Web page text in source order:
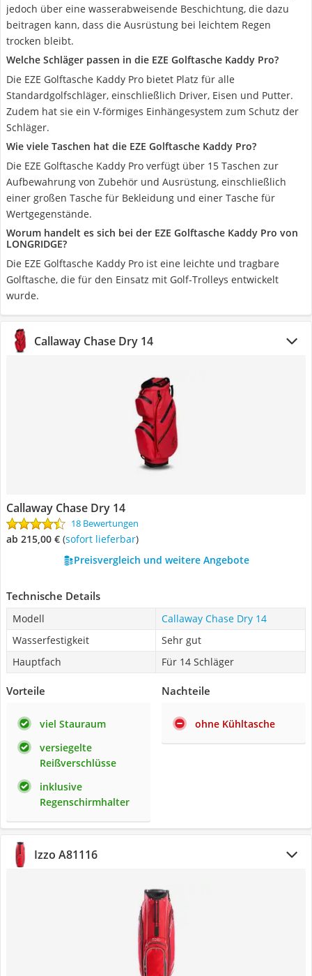
jedoch über eine wasserabweisende Beschichtung, die dazu
beitragen kann, dass die Ausrüstung bei leichtem Regen
trocken bleibt.
Welche Schläger passen in die EZE Golftasche Kaddy Pro?
Die EZE Golftasche Kaddy Pro bietet Platz für alle
Standardgolfschläger, einschließlich Driver, Eisen und Putter.
Zudem hat sie ein V-förmiges Einhängesystem zum Schutz der
Schläger.
Wie viele Taschen hat die EZE Golftasche Kaddy Pro?
Die EZE Golftasche Kaddy Pro verfügt über 15 Taschen zur
Aufbewahrung von Zubehör und Ausrüstung, einschließlich
einer großen Tasche für Bekleidung und einer Tasche für
Wertgegenstände.
Worum handelt es sich bei der EZE Golftasche Kaddy Pro von
LONGRIDGE?
Die EZE Golftasche Kaddy Pro ist eine leichte und tragbare
Golftasche, die für den Einsatz mit Golf-Trolleys entwickelt
wurde.
Callaway Chase Dry 14
Callaway Chase Dry 14
18 Bewertungen
ab 215,00 € ( Sofort lieferbar)
Preisvergleich und weitere Angebote
Technische Details
Modell
Callaway Chase Dry 14
Wasserfestigkeit
Sehr gut
Hauptfach
Für 14 Schläger
Vorteile
viel Stauraum
versiegelte
Reißverschlüsse
inklusive
Regenschirmhalter
Nachteile
ohne Kühltasche
Izzo A81116